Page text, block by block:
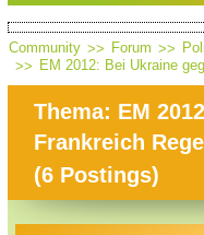
Community Forum
EM 2012: Bei Ukraine
Thema: EM
Frankreich
(6 Postings)